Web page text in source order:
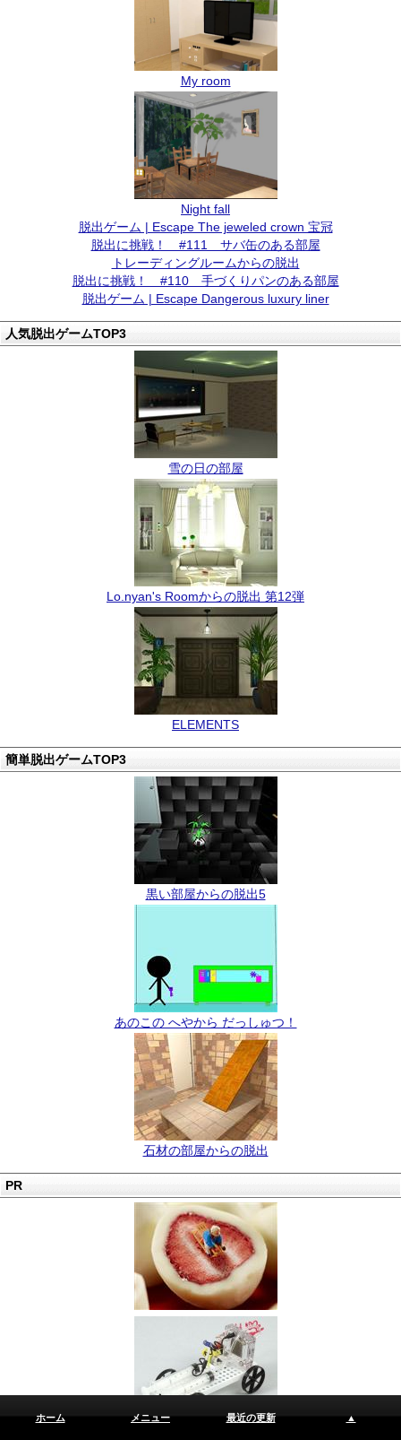
My room
Night fall
脱出ゲーム | Escape The jeweled crown 宝冠
脱出に挑戦！ #111 サバ缶のある部屋
トレーディングルームからの脱出
脱出に挑戦！ #110 手づくりパンのある部屋
脱出ゲーム | Escape Dangerous luxury liner
人気脱出ゲームTOP3
雪の日の部屋
Lo.nyan's Roomからの脱出 第12弾
ELEMENTS
簡単脱出ゲームTOP3
黒い部屋からの脱出5
あのこの へやから だっしゅつ！
石材の部屋からの脱出
PR
ホーム メニュー 最近の更新 ▲